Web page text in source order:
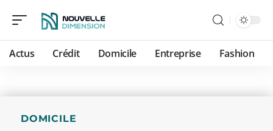
Actus Crédit Domicile Entreprise Fashion
DOMICILE